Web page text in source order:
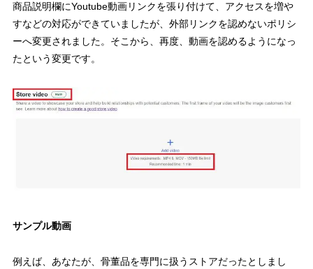
商品説明欄にYoutube動画リンクを張り付けて、アクセスを増や
すなどの対応ができていましたが、外部リンクを認めないポリシ
ーへ変更されました。そこから、再度、動画を認めるようになっ
たという変更です。
サンプル動画
例えば、あなたが、骨董品を専門に扱うストアだったとしまし